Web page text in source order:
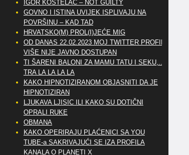
IGOR KOSTELAC – NOT GUILTY
GOVNO I ISTINA UVIJEK ISPLIVAJU NA
POVRŠINU – KAD TAD
HRVATSKO(M) PROL(I)JEĆE MIG
OD DANAS 22.02.2023 MOJ TWITTER PROFIL
VIŠE NIJE JAVNO DOSTUPAN
TI ŠARENI BALONI ZA MAMU TATU I SEKU,..
TRA LA LA LA LA
KAKO HIPNOTIZIRANOM OBJASNITI DA JE
HIPNOTIZIRAN
LJUKAVA LJISIC ILI KAKO SU DOTIČNI
OPRALI RUKE
OBMANA
KAKO OPERIRAJU PLAĆENICI SA YOU
TUBE-a SAKRIVAJUĆI SE IZA PROFILA
KANALA O PLANETI X